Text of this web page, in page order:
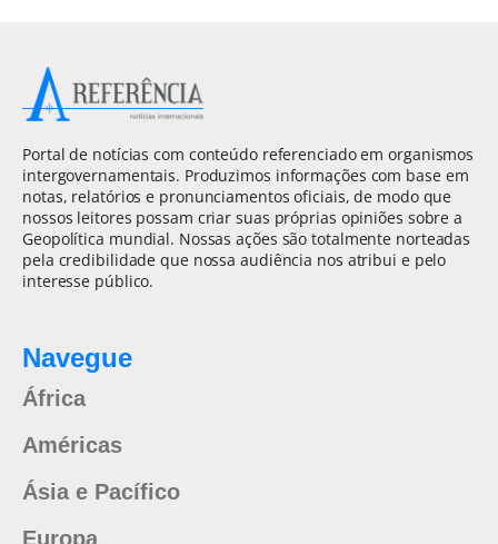
Portal de notícias com conteúdo referenciado em organismos
intergovernamentais. Produzimos informações com base em
notas, relatórios e pronunciamentos oficiais, de modo que
nossos leitores possam criar suas próprias opiniões sobre a
Geopolítica mundial. Nossas ações são totalmente norteadas
pela credibilidade que nossa audiência nos atribui e pelo
interesse público.
Navegue
África
Américas
Ásia e Pacífico
Europa